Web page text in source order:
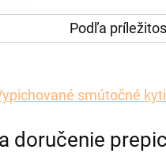
Podľa
smútočné
doručenie